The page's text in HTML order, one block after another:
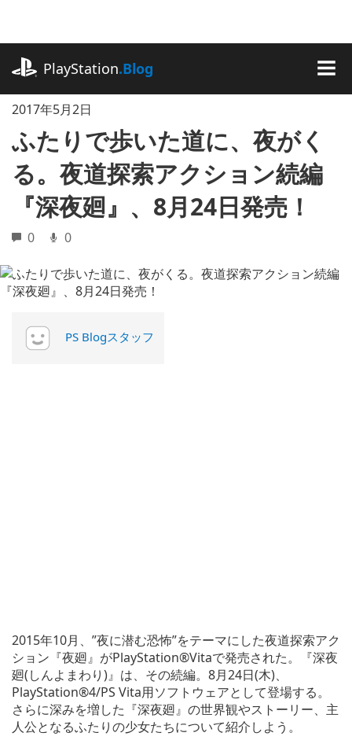
に
キ
ッ
プ
PlayStation.Blog
2017年5月2日
ふたりで歩いた道に、夜がく
る。夜道探索アクション続編
『深夜廻』、8月24日発売！
0 0
PS Blogスタッフ
2015年10月、”夜に潜む恐怖”をテーマにした夜道探索アク
ション『夜廻』がPlayStation®Vitaで発売された。『深夜
廻(しんよまわり)』は、その続編。8月24日(木)、
PlayStation®4/PS Vita用ソフトウェアとして登場する。
さらに深みを増した『深夜廻』の世界観やストーリー、主
人公となるふたりの少女たちについて紹介しよう。